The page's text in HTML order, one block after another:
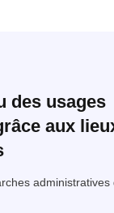
des usages
aux
administratives